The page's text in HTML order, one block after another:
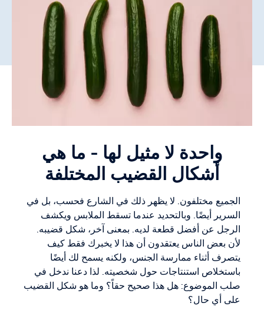
واحدة لا مثيل لها - ما هي
أشكال القضيب المختلفة
الجميع مختلفون. لا يظهر ذلك في الشارع فحسب، بل في
السرير أيضًا. وبالتحديد عندما تسقط الملابس ويكشف
الرجل عن أفضل قطعة لديه. بمعنى آخر، شكل قضيبه.
لأن بعض الناس يعتقدون أن هذا لا يخبرك فقط كيف
يتصرف أثناء ممارسة الجنس، ولكنه يسمح لك أيضًا
باستخلاص استنتاجات حول شخصيته. لذا دعنا ندخل في
صلب الموضوع: هل هذا صحيح حقاً؟ وما هو شكل القضيب
على أي حال؟